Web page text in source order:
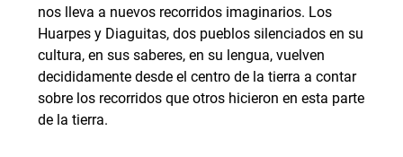
nos lleva a nuevos recorridos imaginarios. Los
Huarpes y Diaguitas, dos pueblos silenciados en su
cultura, en sus saberes, en su lengua, vuelven
decididamente desde el centro de la tierra a contar
sobre los recorridos que otros hicieron en esta parte
de la tierra.